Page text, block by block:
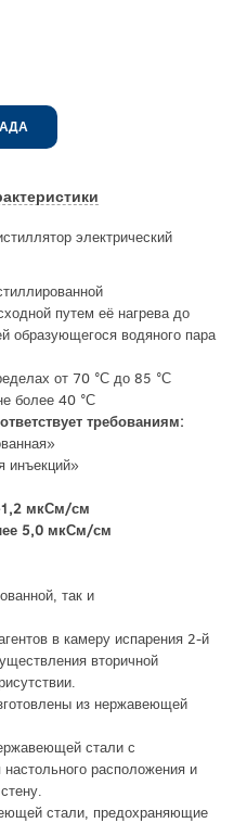
электрический
путем её нагрева до
образующегося водяного пара
от 70 °С до 85 °С
более 40 °С
требованиям:
1,2 мкСм/см
5,0 мкСм/см
так и
в камеру испарения 2-й
вторичной
из нержавеющей
стали с
расположения и
стали, предохраняющие